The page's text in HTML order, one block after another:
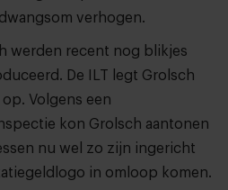
verhogen.
werden recent nog blikjes
De ILT legt Grolsch
Volgens een
kon Grolsch aantonen
nu wel zo zijn ingericht
in omloop komen.